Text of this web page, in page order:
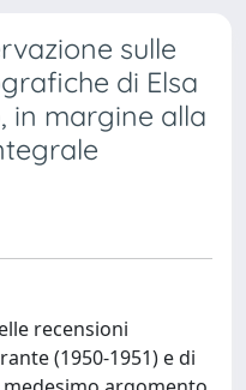
sulle
di Elsa
in margine alla
recensioni
(1950-1951) e di